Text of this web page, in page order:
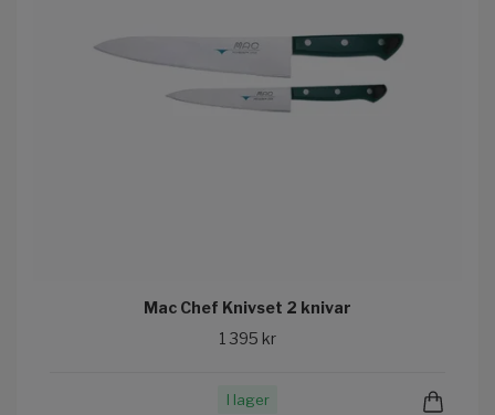
Mac Chef Knivset 2 knivar
1 395 kr
I lager